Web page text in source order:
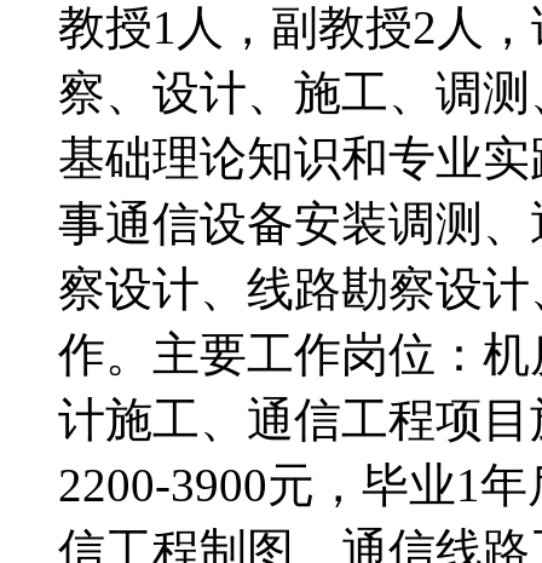
教授1人，副教授2人
察、设计、施工、调
基础理论知识和专业
事通信设备安装调测
察设计、线路勘察设
作。主要工作岗位：
计施工、通信工程项
2200-3900元，毕业1
信工程制图、通信线